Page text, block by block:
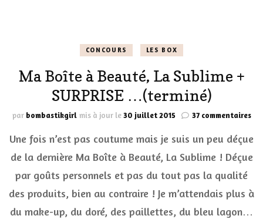
CONCOURS LES BOX
Ma Boîte à Beauté, La Sublime +
SURPRISE …(terminé)
par bombastikgirl mis à jour le30 juillet 2015 37 commentairessur
+
Une fois n’est pas coutume mais je suis un peu déçue
de la dernière Ma Boîte à Beauté, La Sublime ! Déçue
par goûts personnels et pas du tout pas la qualité
des produits, bien au contraire ! Je m’attendais plus à
du make-up, du doré, des paillettes, du bleu lagon…